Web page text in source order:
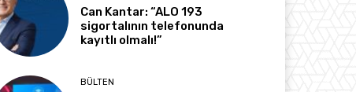
Can Kantar: “ALO 193
sigortalının telefonunda
kayıtlı olmalı!”
BÜLTEN